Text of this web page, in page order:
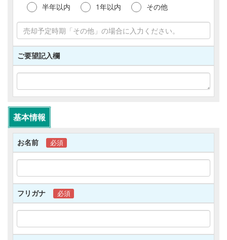
る個人情報が最新かつ正確であることについて責
任を負うものとし、個人情報が現状と異なること
について当社を一切免責とします。
3)お客様ご自身にて不動産の売買契約または賃貸
契約の相手方に個人情報を提供される等、当サイ
トまたは当社を介して第三者に対してお客様が個
人情報をご提供する場合につきましては、当社は
責任を負わないものとします。
【「個人情報保護方針」の改定】
当サイトでは、「個人情報保護方針」を随時改定
サイトでは最新の「個人情報保護方針」を常時掲
載するとともに、お客様がこの内容に同意されて
いるものとして取扱います。
当サイトでは、個人情報の開示・訂正、利用停止
または消去（以下「利用停止等」といいます）に
つきまして、お客様ご自身のご請求であることを
確認した上で対応するものとします。 ただし、
対応しない場合がございます。
半年以内 1年以内 その他
ご要望記入欄
基本情報
お名前 必須
フリガナ 必須